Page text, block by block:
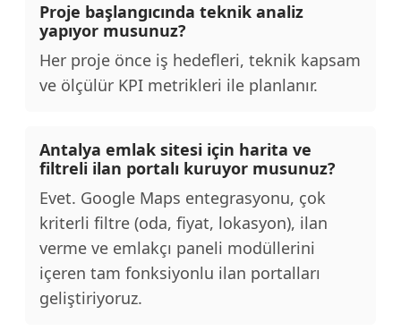
Proje başlangıcında teknik analiz
yapıyor musunuz?
Her proje önce iş hedefleri, teknik kapsam
ve ölçülür KPI metrikleri ile planlanır.
Antalya emlak sitesi için harita ve
filtreli ilan portalı kuruyor musunuz?
Evet. Google Maps entegrasyonu, çok
kriterli filtre (oda, fiyat, lokasyon), ilan
verme ve emlakçı paneli modüllerini
içeren tam fonksiyonlu ilan portalları
geliştiriyoruz.